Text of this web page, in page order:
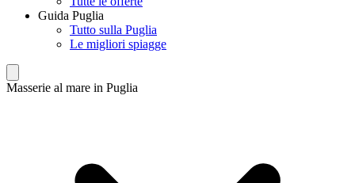
Guida Puglia
Tutto sulla Puglia
Le migliori spiagge
Masserie al mare in Puglia